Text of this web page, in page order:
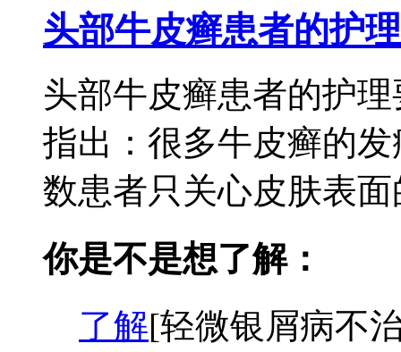
头部牛皮癣患者的护理
头部牛皮癣患者的护
指出：很多牛皮癣的
数患者只关心皮肤表
你是不是想了解：
了解[轻微银屑病不